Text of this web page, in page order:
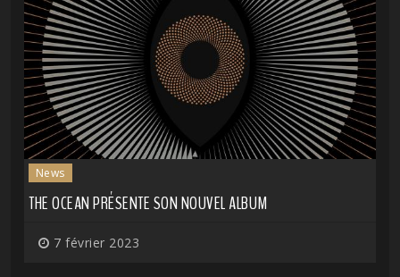
News
THE OCEAN PRÉSENTE SON NOUVEL ALBUM
7 février 2023